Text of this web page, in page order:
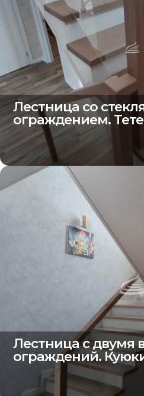
Лестница со
ограждением.
Лестница с двумя
ограждений.